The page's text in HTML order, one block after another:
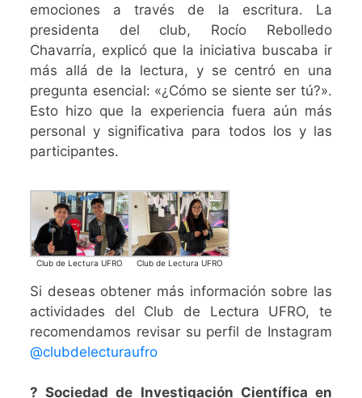
emociones a través de la escritura. La
presidenta del club, Rocío Rebolledo
Chavarría, explicó que la iniciativa buscaba ir
más allá de la lectura, y se centró en una
pregunta esencial: «¿Cómo se siente ser tú?».
Esto hizo que la experiencia fuera aún más
personal y significativa para todos los y las
participantes.
Club de Lectura UFRO Club de Lectura UFRO
Si deseas obtener más información sobre las
actividades del Club de Lectura UFRO, te
recomendamos revisar su perfil de Instagram
@clubdelecturaufro
? Sociedad de Investigación Científica en